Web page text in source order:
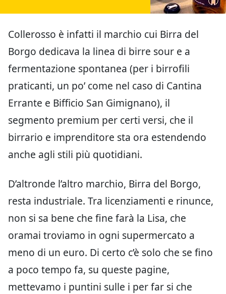
Collerosso è infatti il marchio cui Birra del
Borgo dedicava la linea di birre sour e a
fermentazione spontanea (per i birrofili
praticanti, un po’ come nel caso di Cantina
Errante e Bifficio San Gimignano), il
segmento premium per certi versi, che il
birrario e imprenditore sta ora estendendo
anche agli stili più quotidiani.
D’altronde l’altro marchio, Birra del Borgo,
resta industriale. Tra licenziamenti e rinunce,
non si sa bene che fine farà la Lisa, che
oramai troviamo in ogni supermercato a
meno di un euro. Di certo c’è solo che se fino
a poco tempo fa, su queste pagine,
mettevamo i puntini sulle i per far si che